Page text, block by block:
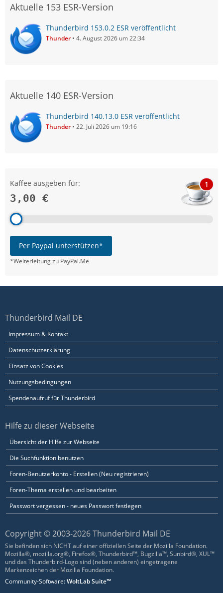
Aktuelle 153 ESR-Version
Thunderbird 153.0.2 ESR veröffentlicht
Thunder 4. August 2026 um 22:34
Aktuelle 140 ESR-Version
Thunderbird 140.13.0 ESR veröffentlicht
Thunder 22. Juli 2026 um 19:16
Kaffee ausgeben für:
3,00 €
1
Per Paypal unterstützen*
*Weiterleitung zu PayPal.Me
Thunderbird Mail DE
Impressum & Kontakt
Datenschutzerklärung
Einsatz von Cookies
Nutzungsbedingungen
Spendenaufruf für Thunderbird
Hilfe zu dieser Webseite
Übersicht der Hilfe zur Webseite
Die Suchfunktion benutzen
Foren-Benutzerkonto - Erstellen (Neu registrieren)
Foren-Thema erstellen und bearbeiten
Passwort vergessen - neues Passwort festlegen
Copyright © 2003-2026 Thunderbird Mail DE
Sie befinden sich NICHT auf einer offiziellen Seite der Mozilla Foundation.
Mozilla®, mozilla.org®, Firefox®, Thunderbird™, Bugzilla™, Sunbird®, XUL™
und das Thunderbird-Logo sind (neben anderen) eingetragene
Markenzeichen der Mozilla Foundation.
Community-Software:WoltLab Suite™